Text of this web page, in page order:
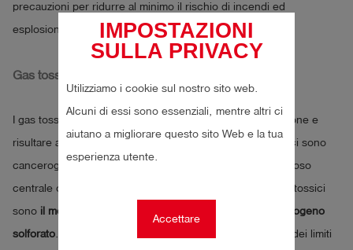
IMPOSTAZIONI
SULLA PRIVACY
Utilizziamo i cookie sul nostro sito web.
Alcuni di essi sono essenziali, mentre altri ci
aiutano a migliorare questo sito Web e la tua
esperienza utente.
Accettare
precauzioni per ridurre al minimo il rischio di incendi ed
esplosioni.
Gas tossici (Tox)
I gas tossici possono compromettere la salute delle persone e
risultare addirittura potenzialmente letali. Alcuni gas tossici sono
cancerogeni, mentre altri possono colpire il sistema nervoso
centrale o compromettere la respirazione. Esempi di gas tossici
sono il monossido di carbonio, l’anidride carbonica e l’idrogeno
solforato. La protezione da questi gas richiede il rispetto dei limiti